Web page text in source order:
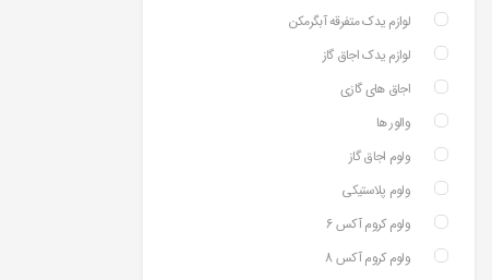
لوازم یدک متفرقه آبگرمکن
لوازم یدک اجاق گاز
اجاق های گازی
والور ها
ولوم اجاق گاز
ولوم پلاستیکی
ولوم کروم آکس 6
ولوم کروم آکس 8